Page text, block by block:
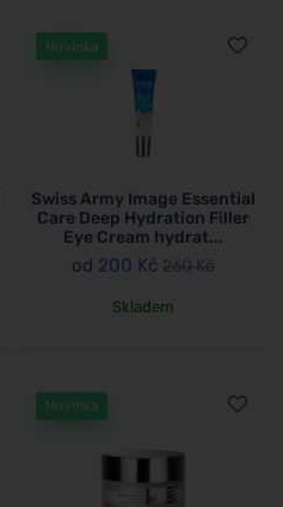
Novinka
Swiss Army Image Essential
Care Deep Hydration Filler
Eye Cream hydrat...
od 200 Kč 260 Kč
Skladem
Novinka